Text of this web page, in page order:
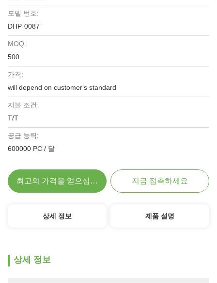
모델 번호:
DHP-0087
MOQ:
500
가격:
will depend on customer's standard
지불 조건:
T/T
공급 능력:
600000 PC / 달
최고의 가격을 얻으십시오 지금 접촉하세요
상세 정보 제품 설명
상세 정보